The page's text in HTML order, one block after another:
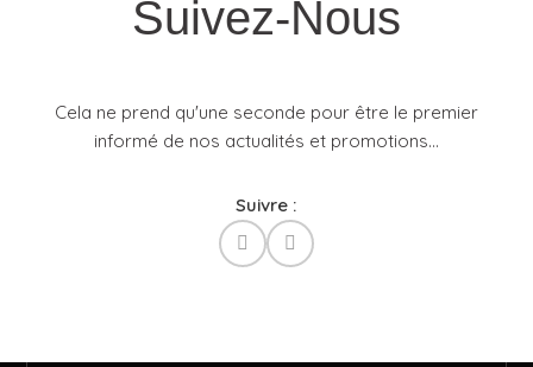
Suivez-Nous
Cela ne prend qu'une seconde pour être le premier
informé de nos actualités et promotions...​
Suivre :